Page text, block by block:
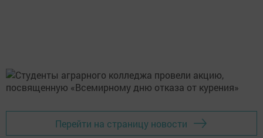
Перейти на страницу новости